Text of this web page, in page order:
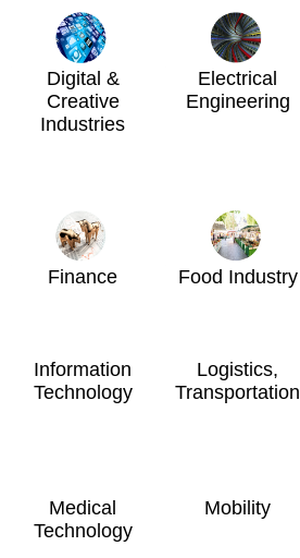
Digital &
Creative
Industries
Electrical
Engineering
Finance Food Industry
Information
Technology
Logistics,
Transportation
Medical
Technology
Mobility